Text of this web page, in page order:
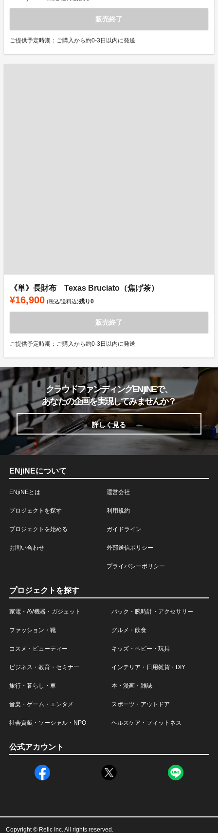
販売終了
ご提供予定時期：ご購入から約0-3日以内に発送
《単》長財布 Texas Bruciato（焦げ茶）
¥16,900 (税込/送料込)残り0
販売終了
ご提供予定時期：ご購入から約0-3日以内に発送
クラウドファンディングENjiNEで、
あなたの企画を実現してみませんか？
詳しく見る
ENjiNEについて
ENjiNEとは
プロジェクトを探す
プロジェクトを始める
お問い合わせ
運営会社
利用規約
ガイドライン
外部送信ポリシー
プライバシーポリシー
プロジェクトを探す
家電・AV機器・ガジェット バック・腕時計・アクセサリー
ファッション・靴 グルメ・飲食
コスメ・ビューティー キッズ・ベビー・玩具
ビジネス・教育・セミナー インテリア・日用雑貨・DIY
旅行・暮らし・車 本・漫画・雑誌
音楽・ゲーム・エンタメ スポーツ・アウトドア
社会貢献・ソーシャル・NPO ヘルスケア・フィットネス
公式アカウント
Copyright © Relic Inc. All rights reserved.